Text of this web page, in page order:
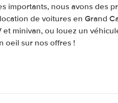
importants, nous avons des
de voitures en Grand
minivan, ou louez un
oeil sur nos offres !